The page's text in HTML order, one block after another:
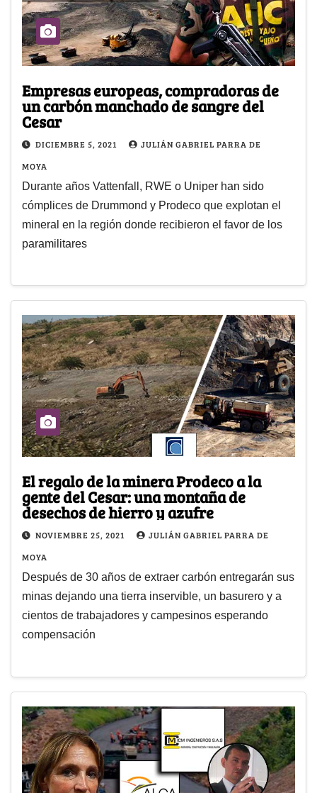
Empresas europeas, compradoras de
un carbón manchado de sangre del
Cesar
DICIEMBRE 5, 2021
JULIÁN GABRIEL PARRA DE
MOYA
Durante años Vattenfall, RWE o Uniper han sido
cómplices de Drummond y Prodeco que explotan el
mineral en la región donde recibieron el favor de los
paramilitares
El regalo de la minera Prodeco a la
gente del Cesar: una montaña de
desechos de hierro y azufre
NOVIEMBRE 25, 2021
JULIÁN GABRIEL PARRA DE
MOYA
Después de 30 años de extraer carbón entregarán sus
minas dejando una tierra inservible, un basurero y a
cientos de trabajadores y campesinos esperando
compensación